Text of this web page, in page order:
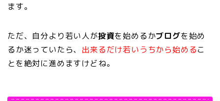
ます。
ただ、自分より若い人が投資を始めるかブログを始め
るか迷っていたら、 出来るだけ若いうちから始めるこ
とを絶対に進めますけどね。